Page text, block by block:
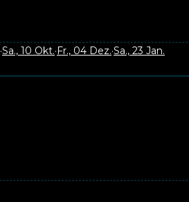
·Sa., 10 Okt.·Fr., 04 Dez.·Sa., 23 Jan.